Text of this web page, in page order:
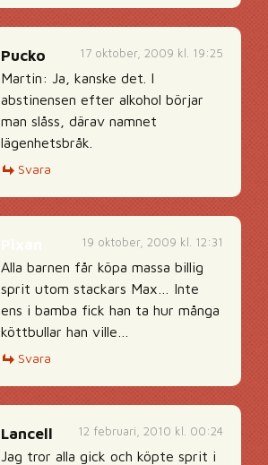
17 oktober, 2009 kl. 19:25
Pucko
Martin: Ja, kanske det. I
abstinensen efter alkohol börjar
man slåss, därav namnet
lägenhetsbråk.
Svara
19 oktober, 2009 kl. 12:31
Alla barnen får köpa massa billig
sprit utom stackars Max… Inte
ens i bamba fick han ta hur många
köttbullar han ville…
Svara
12 februari, 2010 kl. 00:24
Lancell
Jag tror alla gick och köpte sprit i